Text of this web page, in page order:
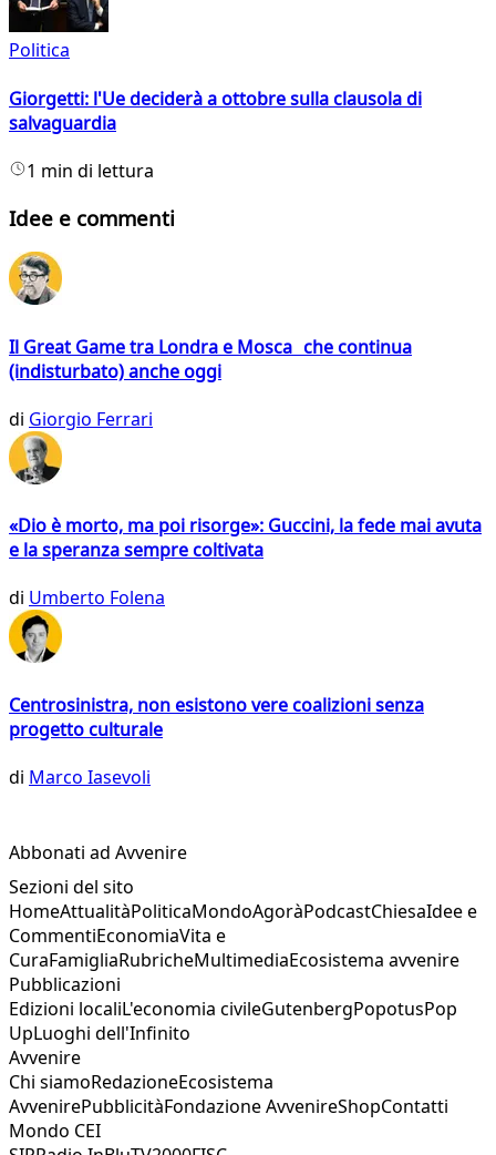
Politica
Giorgetti: l'Ue deciderà a ottobre sulla clausola di
salvaguardia
1 min di lettura
Idee e commenti
Il Great Game tra Londra e Mosca che continua
(indisturbato) anche oggi
di Giorgio Ferrari
«Dio è morto, ma poi risorge»: Guccini, la fede mai avuta
e la speranza sempre coltivata
di Umberto Folena
Centrosinistra, non esistono vere coalizioni senza
progetto culturale
di Marco Iasevoli
Abbonati ad Avvenire
Sezioni del sito
HomeAttualitàPoliticaMondoAgoràPodcastChiesaIdee e
CommentiEconomiaVita e
CuraFamigliaRubricheMultimediaEcosistema avvenire
Pubblicazioni
Edizioni localiL'economia civileGutenbergPopotusPop
UpLuoghi dell'Infinito
Avvenire
Chi siamoRedazioneEcosistema
AvvenirePubblicitàFondazione AvvenireShopContatti
Mondo CEI